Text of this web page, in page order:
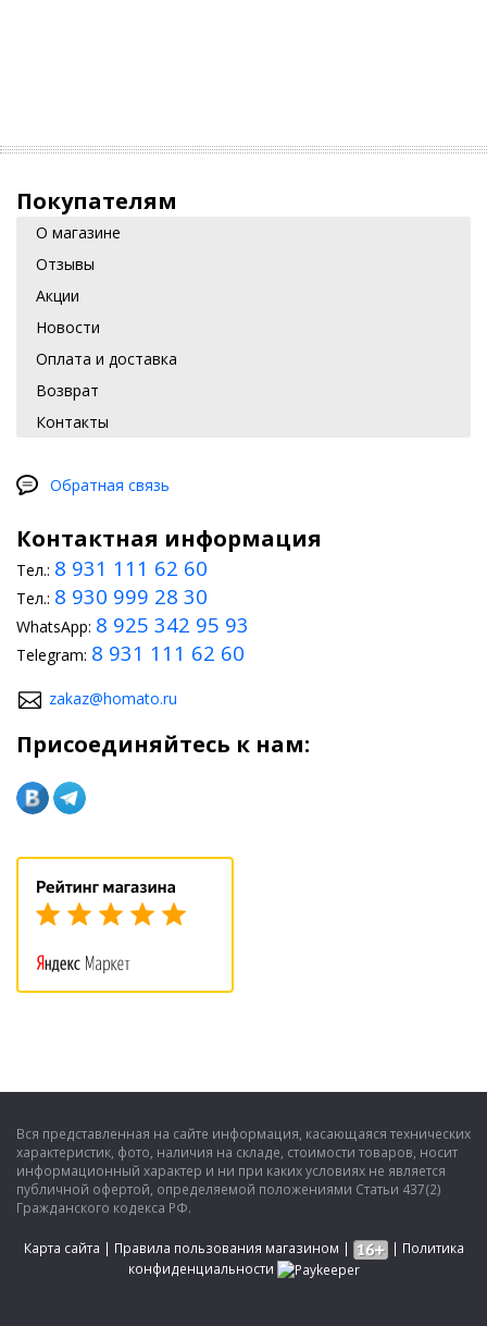
Покупателям
О магазине
Отзывы
Акции
Новости
Оплата и доставка
Возврат
Контакты
Обратная связь
Контактная информация
Тел.: 8 931 111 62 60
Тел.: 8 930 999 28 30
WhatsApp: 8 925 342 95 93
Telegram: 8 931 111 62 60
zakaz@homato.ru
Присоединяйтесь к нам:
Вся представленная на сайте информация, касающаяся технических
характеристик, фото, наличия на складе, стоимости товаров, носит
информационный характер и ни при каких условиях не является
публичной офертой, определяемой положениями Статьи 437(2)
Гражданского кодекса РФ.
Карта сайта | Правила пользования магазином | | Политика
конфиденциальности